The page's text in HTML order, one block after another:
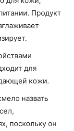
Продукт
для
кожи.
назвать
поскольку он